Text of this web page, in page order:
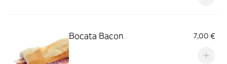
Bocata Bacon 7,00 €